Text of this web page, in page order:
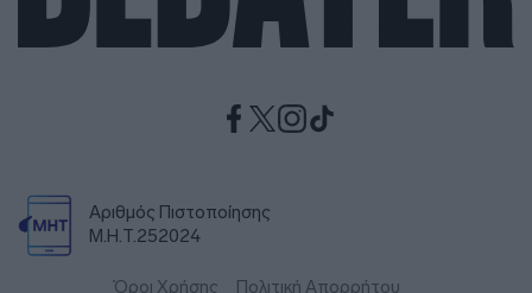
Αριθμός Πιστοποίησης
Μ.Η.Τ.252024
Όροι Χρήσης Πολιτική Απορρήτου